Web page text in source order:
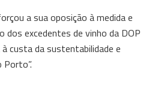
a sua oposição à medida e
dos excedentes de vinho da DOP
custa da sustentabilidade e
Porto”.